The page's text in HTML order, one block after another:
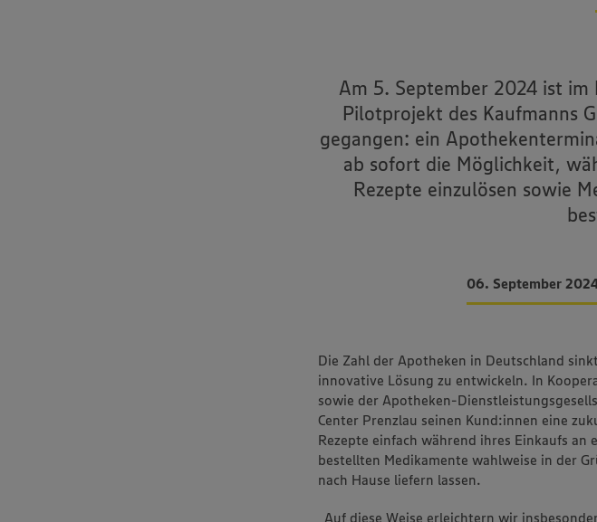
Am 5. September 2024 ist im
Pilotprojekt des Kaufmanns
gegangen: ein
ab sofort die Möglichkeit,
Rezepte einzulösen sowie
06. September
Die Zahl der Apotheken in Deutschland
innovative Lösung zu entwickeln. In
sowie der Apotheken-
Center Prenzlau seinen Kund:innen eine
Rezepte einfach während ihres Einkaufs
bestellten Medikamente wahlweise in der
nach Hause liefern lassen.
„Auf diese Weise erleichtern wir